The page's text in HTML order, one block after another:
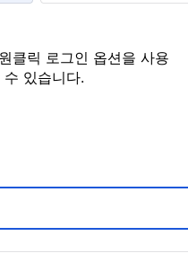
클릭 로그인 옵션을 사용
있습니다.